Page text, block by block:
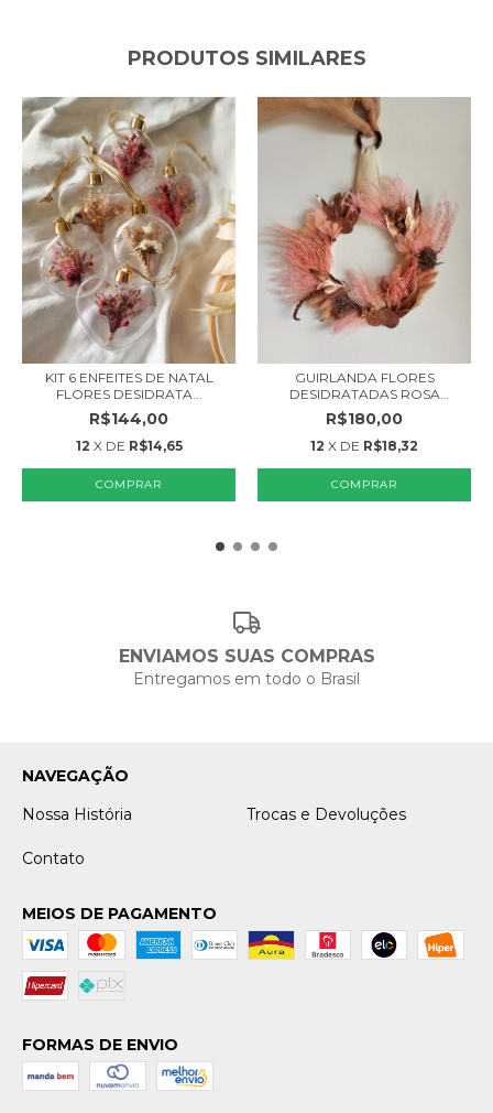
PRODUTOS SIMILARES
KIT 6 ENFEITES DE NATAL
FLORES DESIDRATA...
R$144,00
12 X DE R$14,65
COMPRAR
GUIRLANDA FLORES
DESIDRATADAS ROSA
DECOR...
R$180,00
12 X DE R$18,32
ENVIAMOS SUAS COMPRAS
Entregamos em todo o Brasil
NAVEGAÇÃO
Nossa História
Trocas e Devoluções
Contato
MEIOS DE PAGAMENTO
FORMAS DE ENVIO